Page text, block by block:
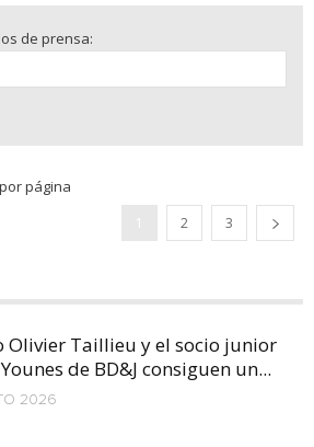
de prensa:
por página
2 3
Olivier Taillieu y el socio junior
de BD&J consiguen un...
2026